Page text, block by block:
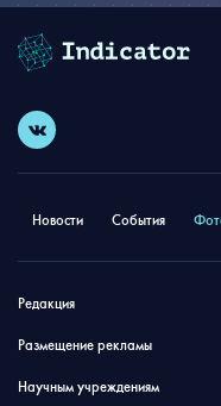
Новости События
Редакция
Размещение рекламы
Научным учреждениям